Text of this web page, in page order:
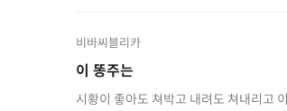
비바씨블리카
이 똥주는
시황이 좋아도 쳐박고 내려도